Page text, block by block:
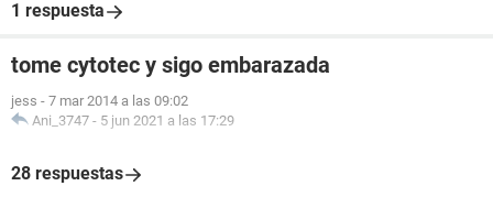
1 respuesta
tome cytotec y sigo embarazada
jess - 7 mar 2014 a las 09:02
Ani_3747 - 5 jun 2021 a las 17:29
28 respuestas